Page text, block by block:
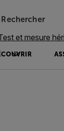
Rechercher
et mesure